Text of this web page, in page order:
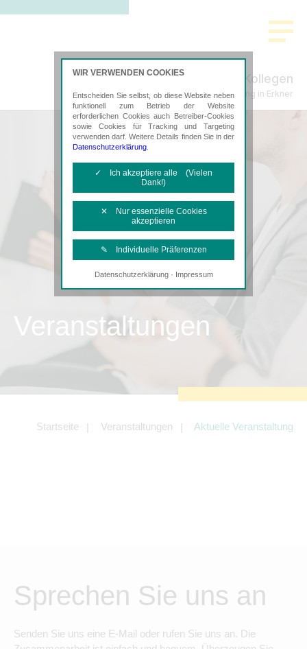
Schenke, Plachta & Kollegen
Steuerberatung in Erkner
Veranstaltungen
Startseite Veranstaltungen Aktuelle Veranstaltung
Sprechen Sie uns an
Senden Sie uns eine E-Mail oder rufen Sie uns an. Die
WIR VERWENDEN COOKIES
Entscheiden Sie selbst, ob diese Website neben
funktionell zum Betrieb der Website
erforderlichen Cookies auch Betreiber-Cookies
sowie Cookies für Tracking und Targeting
verwenden darf. Weitere Details finden Sie in der
Datenschutzerklärung
✓ Ich akzeptiere alle (Vielen
Dank!)
✕ Nur essenzielle Cookies
akzeptieren
✎ Individuelle Präferenzen
Notwendige Cookies
Diese Cookies sind erforderlich, um die
Tracking- und Targeting-Cookies
Angebotes einschließlich der
Angeboten von z.B. Facebook und
LinkedIn.
Datenschutzerklärung· Impressum